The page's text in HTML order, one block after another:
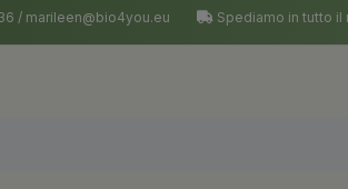
/ marileen@bio4you.eu Spediamo in tutto il